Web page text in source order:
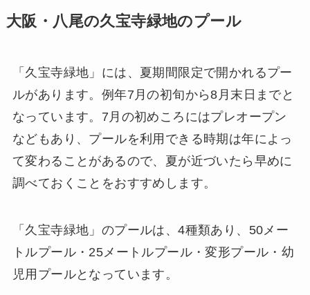
大阪・八尾の久宝寺緑地のプール
「久宝寺緑地」には、夏期間限定で開かれるプー
ルがあります。例年7月の初旬から8月末日までと
なっています。7月の初めころにはプレオープン
などもあり、プールを利用できる時期は年によっ
て変わることがあるので、夏が近づいたら早めに
調べておくことをおすすめします。
「久宝寺緑地」のプールは、4種類あり、50メー
トルプール・25メートルプール・変形プール・幼
児用プールとなっています。